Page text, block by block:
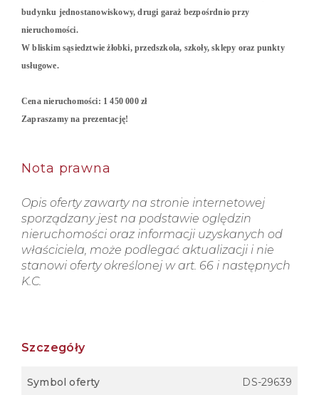
budynku jednostanowiskowy, drugi garaż bezpośrdnio przy
nieruchomości.
W bliskim sąsiedztwie żłobki, przedszkola, szkoły, sklepy oraz punkty
usługowe.
Cena nieruchomości: 1 450 000 zł
Zapraszamy na prezentację!
Nota prawna
Opis oferty zawarty na stronie internetowej
sporządzany jest na podstawie oględzin
nieruchomości oraz informacji uzyskanych od
właściciela, może podlegać aktualizacji i nie
stanowi oferty określonej w art. 66 i następnych
K.C.
Szczegóły
Symbol oferty DS-29639